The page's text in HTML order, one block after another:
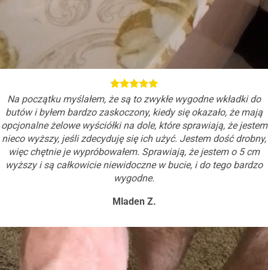
Na początku myślałem, że są to zwykłe wygodne wkładki do
butów i byłem bardzo zaskoczony, kiedy się okazało, że mają
opcjonalne żelowe wyściółki na dole, które sprawiają, że jestem
nieco wyższy, jeśli zdecyduję się ich użyć. Jestem dość drobny,
więc chętnie je wypróbowałem. Sprawiają, że jestem o 5 cm
wyższy i są całkowicie niewidoczne w bucie, i do tego bardzo
wygodne.
Mladen Z.